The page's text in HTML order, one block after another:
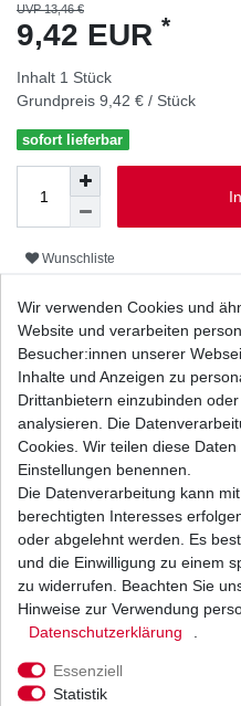
UVP 13,46 €
9,42 EUR *
Inhalt 1 Stück
Grundpreis 9,42 € / Stück
sofort lieferbar
Wunschliste
* inkl. ges. MwSt. zzgl.Versandkosten
Beschreibung
Weitere Details
Neue
Wir verwenden Cookies und
Website und verarbeiten
Besucher:innen unserer
Inhalte und Anzeigen zu
Drittanbietern einzubinden
analysieren. Die
Cookies. Wir teilen diese
Einstellungen benennen.
Die Datenverarbeitung kann
berechtigten Interesses
oder abgelehnt werden. Es
und die Einwilligung zu einem
zu widerrufen. Beachten Sie
Hinweise zur Verwendung
Daten­schutz­erklärung
Essenziell
Statistik